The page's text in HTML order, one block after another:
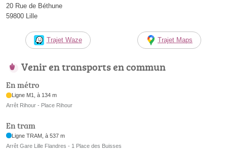
20 Rue de Béthune
59800 Lille
Trajet Waze Trajet Maps
Venir en transports en commun
En métro
Ligne M1, à 134 m
Arrêt Rihour - Place Rihour
En tram
Ligne TRAM, à 537 m
Arrêt Gare Lille Flandres - 1 Place des Buisses